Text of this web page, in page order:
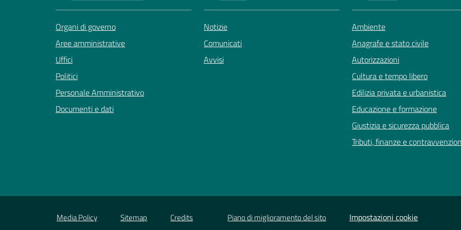
Organi di governo
Aree amministrative
Uffici
Politici
Personale Amministrativo
Documenti e dati
Notizie
Comunicati
Avvisi
Ambiente
Anagrafe e stato civile
Autorizzazioni
Cultura e tempo libero
Edilizia privata e urbanistica
Educazione e formazione
Giustizia e sicurezza pubblica
Tributi, finanze e
Media Policy Sitemap Credits Piano di miglioramento del sito Impostazioni cookie